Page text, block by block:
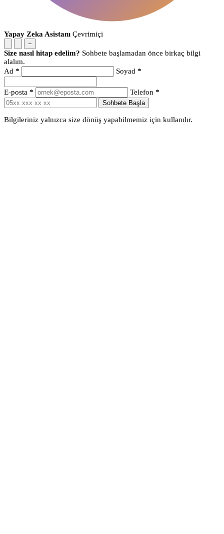
Yapay Zeka Asistanı Çevrimiçi
−
Size nasıl hitap edelim? Sohbete başlamadan önce birkaç bilgi
alalım.
Ad * Soyad *
E-posta * Telefon *
Sohbete Başla
Bilgileriniz yalnızca size dönüş yapabilmemiz için kullanılır.